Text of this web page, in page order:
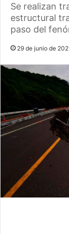
Se realizan
estructural
paso del
29 de junio de